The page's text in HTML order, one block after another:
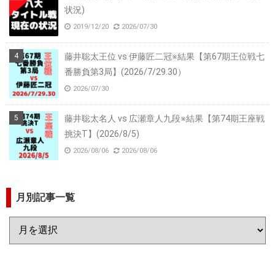
状況)
2019/12/20 2026/07/30
藤井聡太王位 vs 伊藤匠二冠※結果【第67期王位戦七
番勝負第3局】(2026/7/29.30）
2026/07/30
藤井聡太名人 vs 広瀬章人九段※結果【第74期王座戦
挑決T】(2026/8/5)
2026/08/06 2026/08/06
月別記事一覧